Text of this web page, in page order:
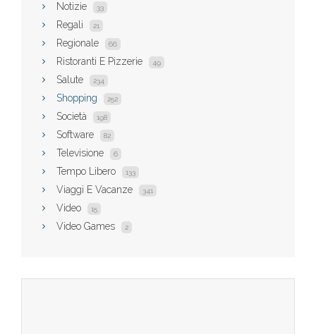
Notizie 33
Regali 21
Regionale 66
Ristoranti E Pizzerie 49
Salute 234
Shopping 252
Società 198
Software 82
Televisione 6
Tempo Libero 133
Viaggi E Vacanze 341
Video 15
Video Games 2